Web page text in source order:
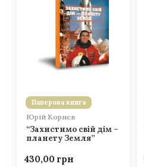
Паперова книга
Юрій Корнєв
“Захистимо свій дім –
планету Земля”
430,00